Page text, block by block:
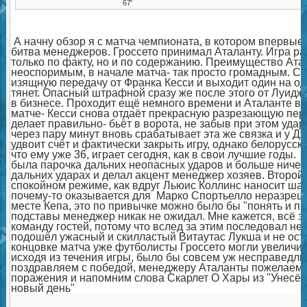
67'
А начну обзор я с матча чемпионата, в котором
битва менеджеров. Гроссето принимал Аталанту. Игра
только по факту, но и по содержанию. Преимущество
неоспоримым, в начале матча- так просто громадным.
изящную передачу от Франка Кесси и выходит один на
тянет. Опасный штрафной сразу же после этого от
в бизнесе. Проходит ещё немного времени и Аталанте
матче- Кесси снова отдаёт прекрасную разрезающую
делает правильно- бьёт в ворота, не забыв при этом
через пару минут вновь срабатывает эта же связка и у
удвоит счёт и фактически закрыть игру, однако
что ему уже 36, играет сегодня, как в свои лучшие
была парочка дальних неопасных ударов и больше
дальних ударах и делал акцент менеджер хозяев.
спокойном режиме, как вдруг Льюис Коллинс наносит
почему-то оказывается для Марко Спортьелло
месте Кепа, это по привычке можно было бы "понять и
подставы менеджер никак не ожидал. Мне кажется, всё
команду гостей, потому что вслед за этим последовал
подошёл ужасный и скилластый Витаутас Лукша и не
концовке матча уже футболисты Гроссето могли
исходя из течения игры, было бы совсем уж
поздравляем с победой, менеджеру Аталанты пожелаем
поражения и напомним слова Скарлет О Хары из
новый день"